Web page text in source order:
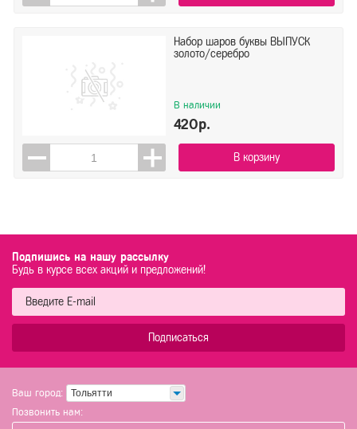
Набор шаров буквы ВЫПУСК
золото/серебро
В наличии
420р.
В корзину
Подпишись на нашу рассылку
Будь в курсе всех акций и предложений!
Подписаться
Ваш город: Тольятти
Позвонить нам: